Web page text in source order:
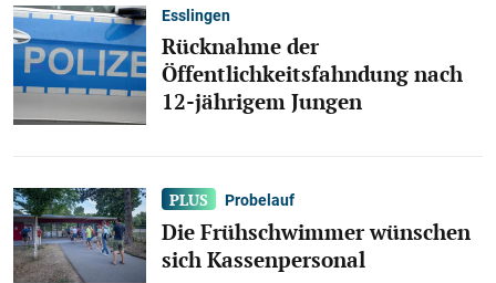
Esslingen
Rücknahme der
Öffentlichkeitsfahndung nach
12-jährigem Jungen
Probelauf
Die Frühschwimmer wünschen
sich Kassenpersonal